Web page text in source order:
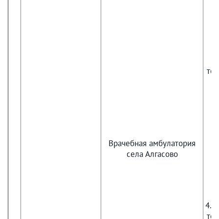
Врачебная амбулатория
села Алгасово
4.